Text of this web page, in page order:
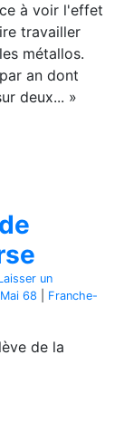
à voir l'effet
travailler
métallos.
an dont
deux... »
un
68
Franche-
de la